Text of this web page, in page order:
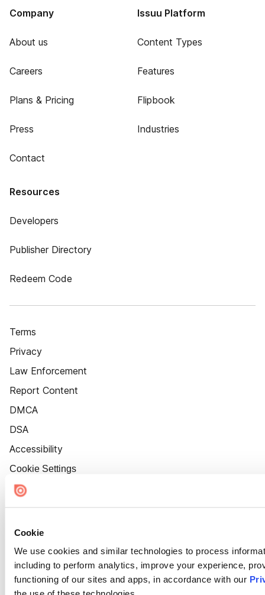
Cookie
We use cookies and similar technologies to process
including to perform analytics, improve your experience,
functioning of our sites and apps, in accordance with our
Company
About us
Careers
Plans & Pricing
Press
Contact
Issuu Platform
Content Types
Features
Flipbook
Industries
Resources
Developers
Publisher Directory
Redeem Code
Terms
Privacy
Law Enforcement
Report Content
DMCA
DSA
Accessibility
Cookie Settings